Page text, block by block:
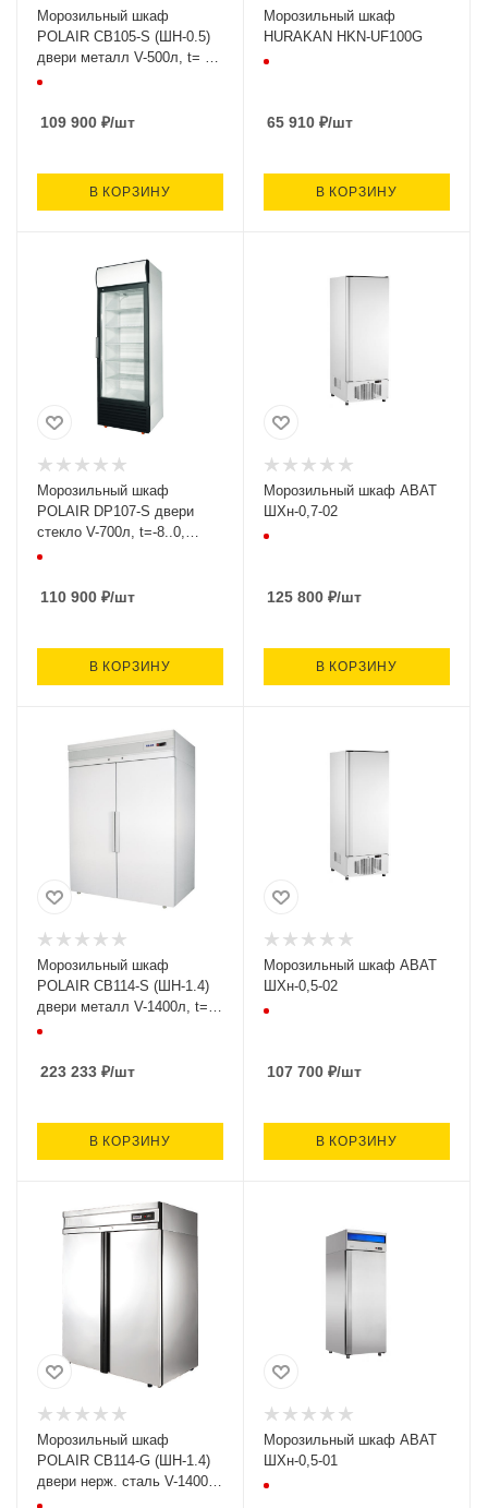
Морозильный шкаф
POLAIR CB105-S (ШН-0.5)
двери металл V-500л, t= не
выше -18С, 697х620х2028,
109 900 ₽/шт
В КОРЗИНУ
Морозильный шкаф
HURAKAN HKN-UF100G
65 910 ₽/шт
В КОРЗИНУ
Морозильный шкаф
POLAIR DP107-S двери
стекло V-700л, t=-8..0,
700х854х2030, 193кг, РФ
110 900 ₽/шт
В КОРЗИНУ
Морозильный шкаф ABAT
ШХн-0,7-02
125 800 ₽/шт
В КОРЗИНУ
Морозильный шкаф
POLAIR CB114-S (ШН-1.4)
двери металл V-1400л, t=
не выше -18С,
223 233 ₽/шт
В КОРЗИНУ
Морозильный шкаф ABAT
ШХн-0,5-02
107 700 ₽/шт
В КОРЗИНУ
Морозильный шкаф
POLAIR CB114-G (ШН-1.4)
двери нерж. сталь V-1400л,
t= не выше -18С,
Морозильный шкаф ABAT
ШХн-0,5-01